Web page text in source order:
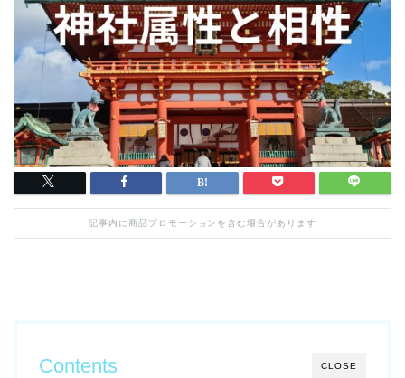
記事内に商品プロモーションを含む場合があります
CLOSE
Contents